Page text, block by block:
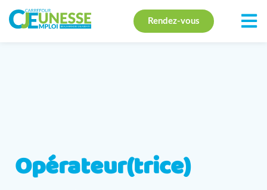
Rendez-vous
Opérateur(trice)